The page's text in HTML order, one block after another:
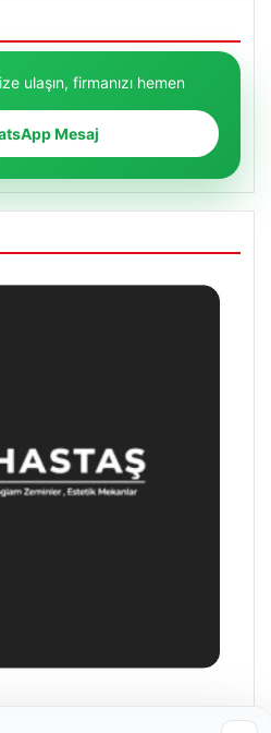
ulaşın, firmanızı hemen
Mesaj